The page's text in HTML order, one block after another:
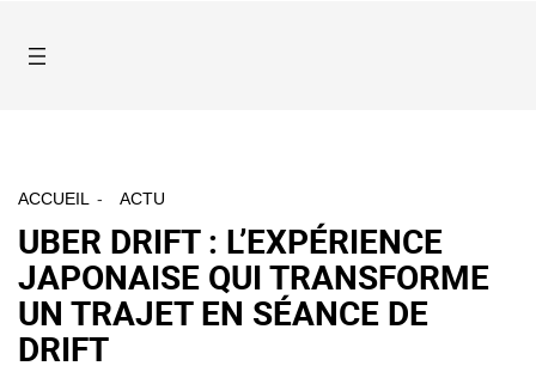
ACCUEIL ACTU
UBER DRIFT : L’EXPÉRIENCE
JAPONAISE QUI TRANSFORME
UN TRAJET EN SÉANCE DE
DRIFT